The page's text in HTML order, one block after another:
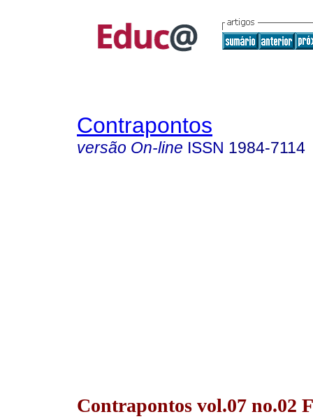
Contrapontos
versão On-line ISSN 1984-7114
Contrapontos vol.07 no.02